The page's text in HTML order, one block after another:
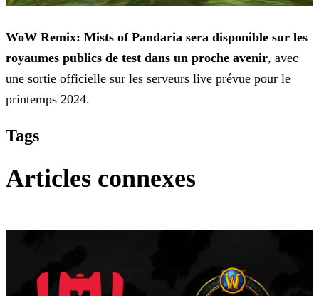
WoW Remix: Mists of Pandaria sera disponible sur les
royaumes publics de test dans un proche avenir, avec
une sortie officielle sur les serveurs live prévue pour le
printemps 2024.
Tags
Articles connexes